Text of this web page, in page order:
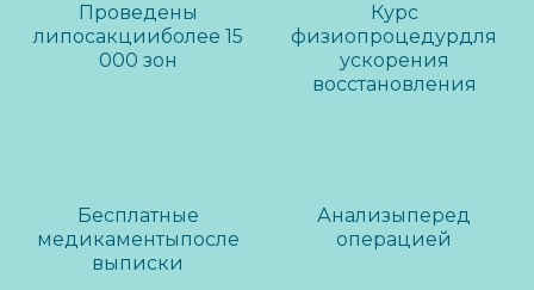
Проведены
липосакцииболее 15
000 зон
Курс
физиопроцедурдля
ускорения
восстановления
Бесплатные
медикаментыпосле
выписки
Анализыперед
операцией